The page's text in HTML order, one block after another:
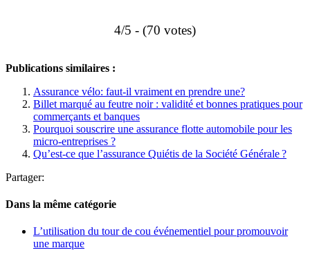
4/5 - (70 votes)
Publications similaires :
Assurance vélo: faut-il vraiment en prendre une?
Billet marqué au feutre noir : validité et bonnes pratiques pour
commerçants et banques
Pourquoi souscrire une assurance flotte automobile pour les
micro-entreprises ?
Qu’est-ce que l’assurance Quiétis de la Société Générale ?
Partager:
Dans la même catégorie
L’utilisation du tour de cou événementiel pour promouvoir
une marque